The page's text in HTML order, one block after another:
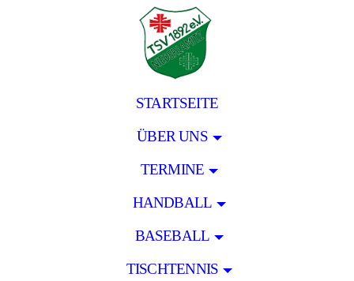
STARTSEITE
ÜBER UNS
TERMINE
HANDBALL
BASEBALL
TISCHTENNIS